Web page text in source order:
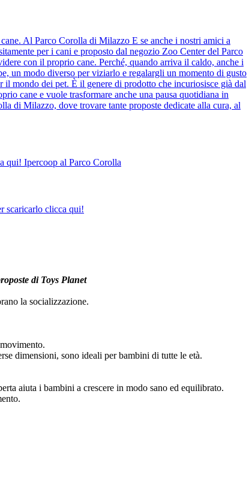
Al Parco Corolla di Milazzo E se anche i nostri amici a
per i cani e proposto dal negozio Zoo Center del Parco
con il proprio cane. Perché, quando arriva il caldo, anche i
un modo diverso per viziarlo e regalargli un momento di gusto
il mondo dei pet. È il genere di prodotto che incuriosisce già dal
cane e vuole trasformare anche una pausa quotidiana in
di Milazzo, dove trovare tante proposte dedicate alla cura, al
qui! Ipercoop al Parco Corolla
scaricarlo clicca qui!
di Toys Planet
la socializzazione.
dimensioni, sono ideali per bambini di tutte le età.
aiuta i bambini a crescere in modo sano ed equilibrato.